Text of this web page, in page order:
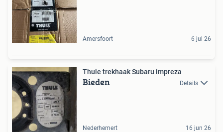
Amersfoort 6 jul 26
Thule trekhaak Subaru impreza
Bieden Details
Nederhemert 16 jun 26